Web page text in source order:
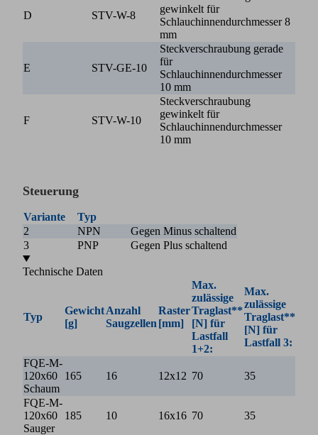
D STV-W-8
gewinkelt für
Schlauchinnendurchmesser 8
mm
E STV-GE-10
Steckverschraubung gerade
für
Schlauchinnendurchmesser
10 mm
F STV-W-10
Steckverschraubung
gewinkelt für
Schlauchinnendurchmesser
10 mm
Steuerung
Variante
Typ
2
NPN
Gegen Minus schaltend
3
PNP Gegen Plus schaltend
Technische Daten
Typ
Gewicht
[g]
Anzahl
Saugzellen
Raster
[mm]
Max.
zulässige
Traglast**
[N] für
Lastfall
1+2:
Max.
zulässige
Traglast**
[N] für
Lastfall 3:
FQE-M-
120x60
Schaum
165 16 12x12 70 35
FQE-M-
120x60
Sauger
185 10 16x16 70 35